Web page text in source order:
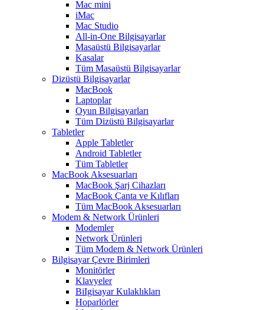
Mac mini
iMac
Mac Studio
All-in-One Bilgisayarlar
Masaüstü Bilgisayarlar
Kasalar
Tüm Masaüstü Bilgisayarlar
Dizüstü Bilgisayarlar
MacBook
Laptoplar
Oyun Bilgisayarları
Tüm Dizüstü Bilgisayarlar
Tabletler
Apple Tabletler
Android Tabletler
Tüm Tabletler
MacBook Aksesuarları
MacBook Şarj Cihazları
MacBook Çanta ve Kılıfları
Tüm MacBook Aksesuarları
Modem & Network Ürünleri
Modemler
Network Ürünleri
Tüm Modem & Network Ürünleri
Bilgisayar Çevre Birimleri
Monitörler
Klavyeler
BiIgisayar Kulaklıkları
Hoparlörler